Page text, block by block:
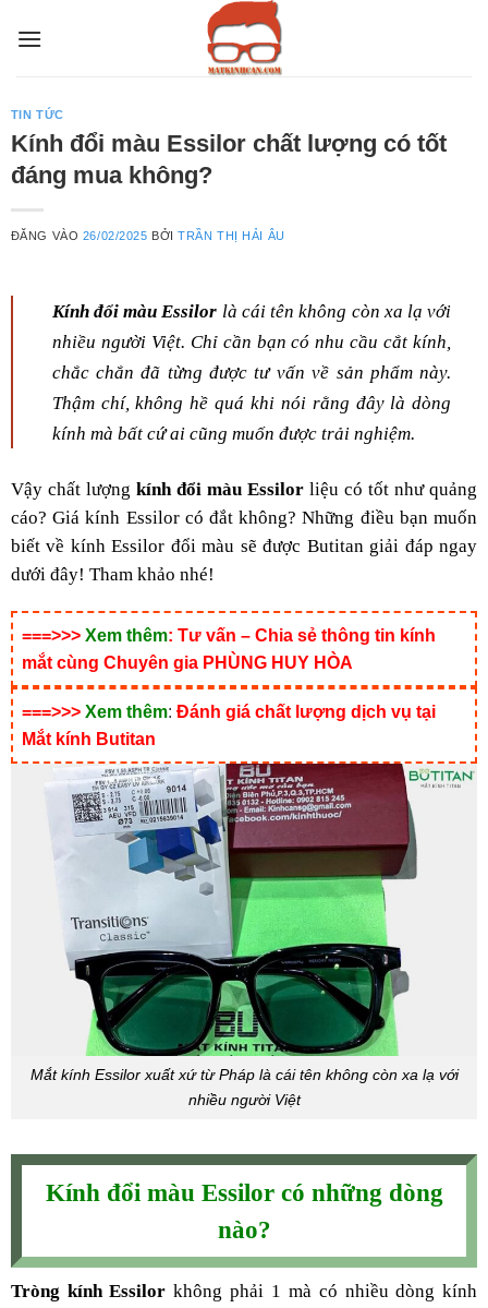
qua
TIN TỨC
Kính đổi màu Essilor chất lượng có tốt
đáng mua không?
ĐĂNG VÀO 26/02/2025 BỞITRẦN THỊ HẢI ÂU
Kính đổi màu Essilor là cái tên không còn xa lạ với
nhiều người Việt. Chỉ cần bạn có nhu cầu cắt kính,
chắc chắn đã từng được tư vấn về sản phẩm này.
Thậm chí, không hề quá khi nói rằng đây là dòng
kính mà bất cứ ai cũng muốn được trải nghiệm.
Vậy chất lượng kính đổi màu Essilor liệu có tốt như quảng
cáo? Giá kính Essilor có đắt không? Những điều bạn muốn
biết về kính Essilor đổi màu sẽ được Butitan giải đáp ngay
dưới đây! Tham khảo nhé!
===>>> Xem thêm: Tư vấn – Chia sẻ thông tin kính
mắt cùng Chuyên gia PHÙNG HUY HÒA
===>>> Xem thêm: Đánh giá chất lượng dịch vụ tại
Mắt kính Butitan
Mắt kính Essilor xuất xứ từ Pháp là cái tên không còn xa lạ với
nhiều người Việt
Kính đổi màu Essilor có những dòng
nào?
Tròng kính Essilor không phải 1 mà có nhiều dòng kính